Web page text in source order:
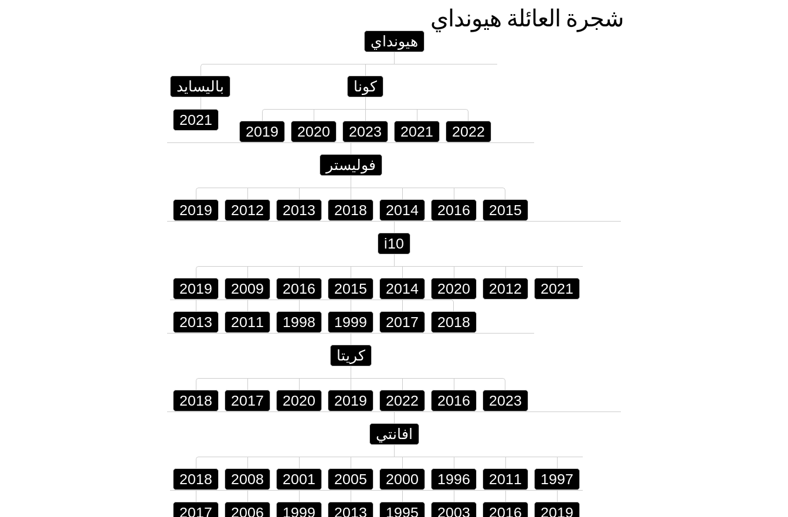
شجرة العائلة هيونداي
هيونداي
باليسايد
2021
كونا
2019 2020 2023 2021 2022
فوليستر
2019 2012 2013 2018 2014 2016 2015
i10
2019 2009 2016 2015 2014 2020 2012 2021
2013 2011 1998 1999 2017 2018
كريتا
2018 2017 2020 2019 2022 2016 2023
افانتي
2018 2008 2001 2005 2000 1996 2011 1997
2017 2006 1999 2013 1995 2003 2016 2019